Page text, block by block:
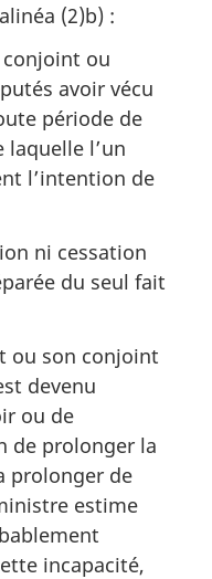
(2)b) :
ou
avoir vécu
période de
laquelle l’un
l’intention de
ni cessation
du seul fait
ou son conjoint
devenu
ou de
de prolonger la
prolonger de
estime
incapacité,